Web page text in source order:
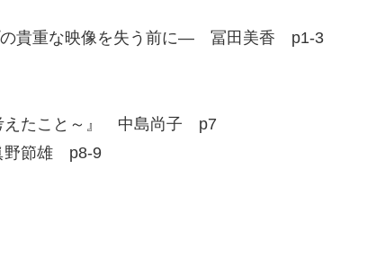
の貴重な映像を失う前に― 冨田美香 p1-3
えたこと～』 中島尚子 p7
野節雄 p8-9